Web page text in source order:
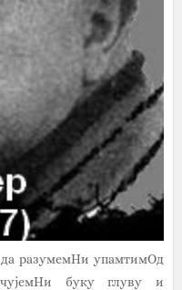
разумемНи упамтимОд
буку глуву и